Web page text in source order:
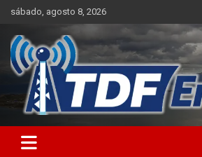
Skip
content
sábado, agosto 8, 2026